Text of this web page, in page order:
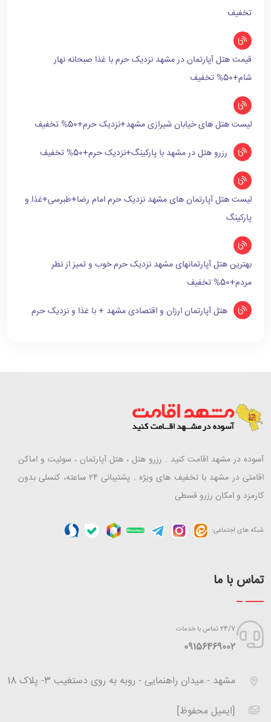
تخفیف
قیمت هتل آپارتمان در مشهد نزدیک حرم با غذا صبحانه نهار
شام+50% تخفیف
لیست هتل های خیابان شیرازی مشهد+نزدیک حرم+50% تخفیف
رزرو هتل در مشهد با پارکینگ+نزدیک حرم+50% تخفیف
لیست هتل آپارتمان های مشهد نزدیک حرم امام رضا+طبرسی+غذا و
پارکینگ
بهترین هتل آپارتمانهای مشهد نزدیک حرم خوب و تمیز از نظر
مردم+50% تخفیف
هتل آپارتمان ارزان و اقتصادی مشهد + با غذا و نزدیک حرم
آسوده در مشهد اقامت کنید . رزرو هتل ، هتل آپارتمان ، سوئیت و اماکن
اقامتی در مشهد با تخفیف های ویژه . پشتیبانی ۲۴ ساعته، کنسلی بدون
کارمزد و امکان رزرو قسطی
شبکه های اجتماعی:
تماس با ما
24/7 تماس با خدمات
‪09156469002
مشهد - میدان راهنمایی - روبه به روی دستغیب 3- پلاک 18
[ایمیل محفوظ]